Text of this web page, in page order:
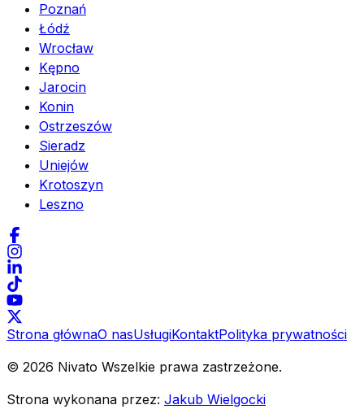
Poznań
Łódź
Wrocław
Kępno
Jarocin
Konin
Ostrzeszów
Sieradz
Uniejów
Krotoszyn
Leszno
Strona głównaO nasUsługiKontaktPolityka prywatności
© 2026 Nivato Wszelkie prawa zastrzeżone.
Strona wykonana przez: Jakub Wielgocki